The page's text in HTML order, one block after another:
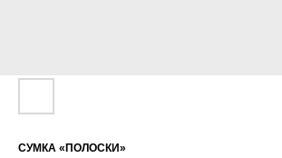
СУМКА «ПОЛОСКИ»